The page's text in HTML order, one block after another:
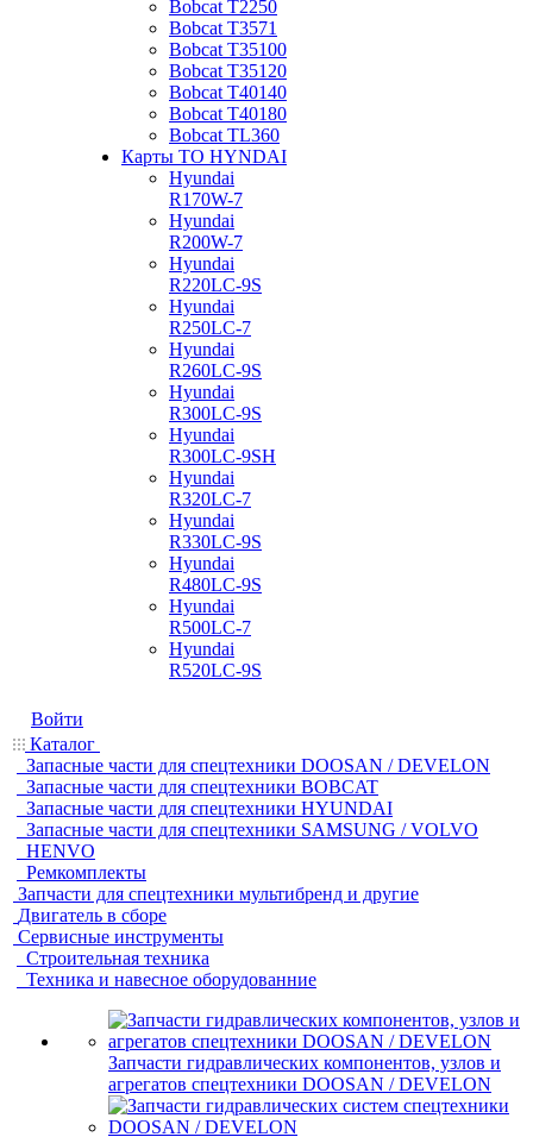
Bobcat Т2250
Bobcat Т3571
Bobcat Т35100
Bobcat Т35120
Bobcat Т40140
Bobcat Т40180
Bobcat ТL360
Карты ТО HYNDAI
Hyundai
R170W-7
Hyundai
R200W-7
Hyundai
R220LC-9S
Hyundai
R250LC-7
Hyundai
R260LC-9S
Hyundai
R300LC-9S
Hyundai
R300LC-9SH
Hyundai
R320LC-7
Hyundai
R330LC-9S
Hyundai
R480LC-9S
Hyundai
R500LC-7
Hyundai
R520LC-9S
Войти
Каталог
Запасные части для спецтехники DOOSAN / DEVELON
Запасные части для спецтехники BOBCAT
Запасные части для спецтехники HYUNDAI
Запасные части для спецтехники SAMSUNG / VOLVO
HENVO
Ремкомплекты
Запчасти для спецтехники мультибренд и другие
Двигатель в сборе
Сервисные инструменты
Строительная техника
Техника и навесное оборудованние
Запчасти гидравлических компонентов, узлов и
агрегатов спецтехники DOOSAN / DEVELON